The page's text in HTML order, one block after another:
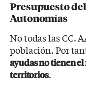
Presupuesto
Autonomías
No todas las CC.
población. Por
ayudas no tienen
territorios.